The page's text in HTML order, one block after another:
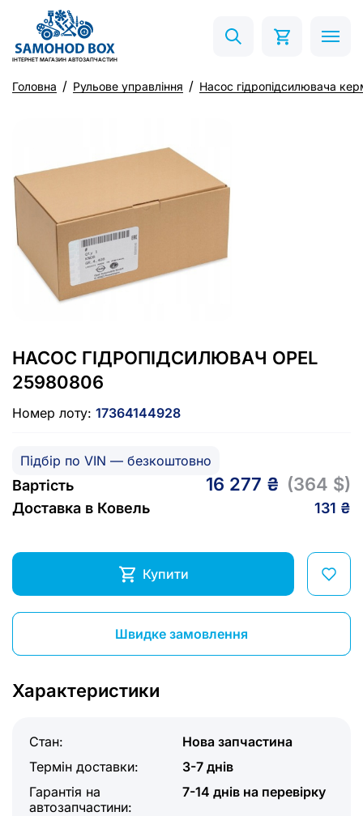
ІНТЕРНЕТ МАГАЗИН АВТОЗАПЧАСТИН
Головна Рульове управління Насос гідропідсилювача
НАСОС ГІДРОПІДСИЛЮВАЧ OPEL
25980806
Номер лоту: 17364144928
Підбір по VIN — безкоштовно
Вартість 16 277 ₴ (364 $)
Доставка в Ковель 131 ₴
Купити
Швидке замовлення
Характеристики
Стан:
Нова запчастина
Термін доставки:
3-7 днів
Гарантія на
автозапчастини:
7-14 днів на перевірку